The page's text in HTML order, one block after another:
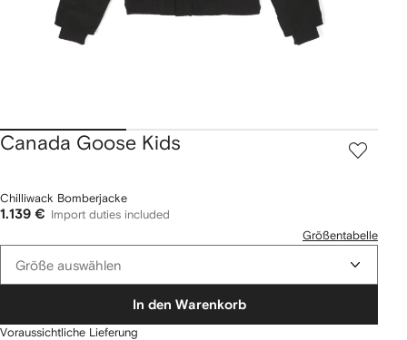
Canada Goose Kids
Chilliwack Bomberjacke
1.139 €
Import duties included
Größentabelle
Größe auswählen
In den Warenkorb
Voraussichtliche Lieferung